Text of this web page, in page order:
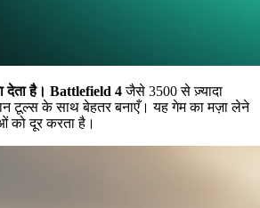
देता है। Battlefield 4जैसे 3500 से ज़्यादा
टूल्स के साथ बेहतर बनाएँ। यह गेम का मज़ा लेने
को दूर करता है।